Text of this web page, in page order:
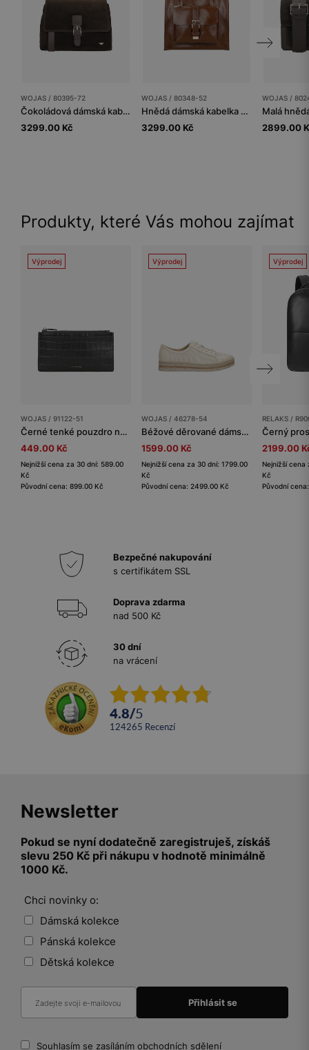
WOJAS / 80395-72
Čokoládová dámská kabelka z kombinovaných kůží
3299.00 Kč
WOJAS / 80348-52
Hnědá dámská kabelka se zlatými detaily
3299.00 Kč
WOJAS /
2899.00
Produkty, které Vás mohou zajímat
Výprodej
WOJAS / 91122-51
Černé tenké pouzdro na karty a doklady
449.00 Kč
Nejnižší cena za 30 dní: 589.00
Kč
Původní cena: 899.00 Kč
Výprodej
WOJAS / 46278-54
Béžové děrované dámské polobotky
1599.00 Kč
Nejnižší cena za 30 dní: 1799.00
Kč
Původní cena: 2499.00 Kč
Výprodej
RELAKS /
2199.00
Nejnižší cena
Kč
Původní
Bezpečné nakupování
s certifikátem SSL
Doprava zdarma
nad 500 Kč
30 dní
na vrácení
4.8/5
124265 recenzí
Newsletter
Pokud se nyní dodatečně zaregistruješ, získáš
slevu 250 Kč při nákupu v hodnotě minimálně
1000 Kč.
Chci novinky o:
Dámská kolekce
Pánská kolekce
Dětská kolekce
Souhlasím se zasíláním obchodních sdělení